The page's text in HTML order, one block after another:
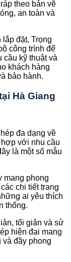
theo bản vẽ
an toàn và
lắp đặt, Trọng
công trình để
cầu kỹ thuật và
khách hàng
bảo hành.
Hà Giang
đa dạng về
với nhu cầu
là một số mẫu
mang phong
chi tiết trang
ai yêu thích
thống.
tối giản và sử
hiện đại mang
và đầy phong